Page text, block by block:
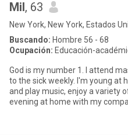
Mil, 63
New York, New York, Estados
Buscando: Hombre 56 - 68
Ocupación: Educación-
God is my number 1. I attend mass weekly and holidays. I minister
to the sick weekly. I'm young at
and play music, enjoy a variety